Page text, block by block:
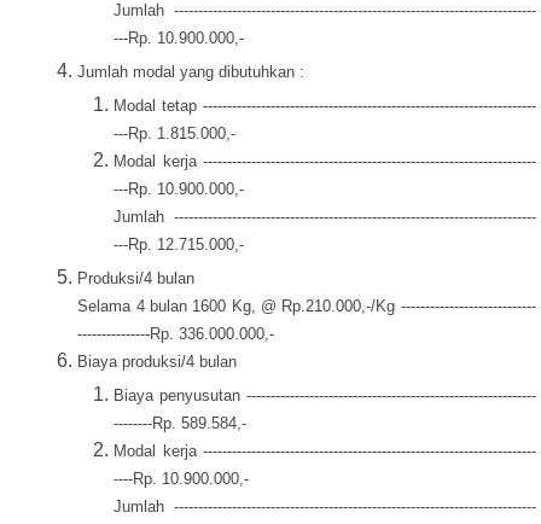
Jumlah ---------------------------------------------------------------------------
---Rp. 10.900.000,-
Jumlah modal yang dibutuhkan :
Modal tetap ---------------------------------------------------------------------
---Rp. 1.815.000,-
Modal kerja ---------------------------------------------------------------------
---Rp. 10.900.000,-
Jumlah ---------------------------------------------------------------------------
---Rp. 12.715.000,-
Produksi/4 bulan
Selama 4 bulan 1600 Kg, @ Rp.210.000,-/Kg ----------------------------
---------------Rp. 336.000.000,-
Biaya produksi/4 bulan
Biaya penyusutan ------------------------------------------------------------
--------Rp. 589.584,-
Modal kerja ---------------------------------------------------------------------
----Rp. 10.900.000,-
Jumlah ---------------------------------------------------------------------------